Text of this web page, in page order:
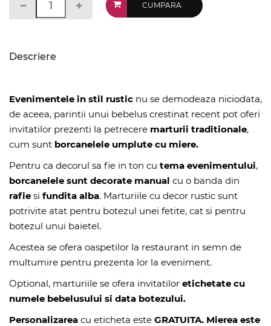
CUMPARA
Descriere
Evenimentele in stil rustic nu se demodeaza niciodata,
de aceea, parintii unui bebelus crestinat recent pot oferi
invitatilor prezenti la petrecere marturii traditionale,
cum sunt borcanelele umplute cu miere.
Pentru ca decorul sa fie in ton cu tema evenimentului,
borcanelele sunt decorate manual cu o banda din
rafie si fundita alba. Marturiile cu decor rustic sunt
potrivite atat pentru botezul unei fetite, cat si pentru
botezul unui baietel.
Acestea se ofera oaspetilor la restaurant in semn de
multumire pentru prezenta lor la eveniment.
Optional, marturiile se ofera invitatilor etichetate cu
numele bebelusului si data botezului.
Personalizarea cu eticheta este GRATUITA. Mierea este